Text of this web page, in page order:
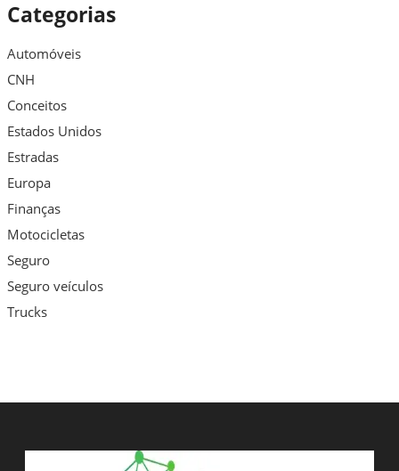
Categorias
Automóveis
CNH
Conceitos
Estados Unidos
Estradas
Europa
Finanças
Motocicletas
Seguro
Seguro veículos
Trucks